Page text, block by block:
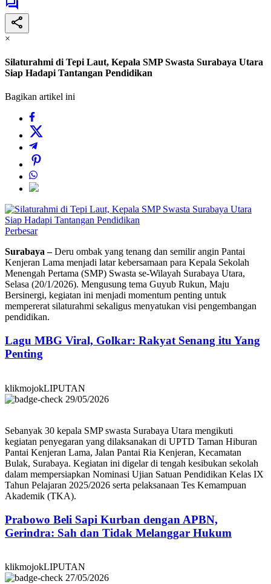
×
Silaturahmi di Tepi Laut, Kepala SMP Swasta Surabaya Utara
Siap Hadapi Tantangan Pendidikan
Bagikan artikel ini
Perbesar
Surabaya –Deru ombak yang tenang dan semilir angin Pantai
Kenjeran Lama menjadi latar kebersamaan para Kepala Sekolah
Menengah Pertama (SMP) Swasta se-Wilayah Surabaya Utara,
Selasa (20/1/2026). Mengusung tema Guyub Rukun, Maju
Bersinergi, kegiatan ini menjadi momentum penting untuk
mempererat silaturahmi sekaligus menyatukan visi pengembangan
pendidikan.
Lagu MBG Viral, Golkar: Rakyat Senang itu Yang
Penting
klikmojokLIPUTAN
29/05/2026
Sebanyak 30 kepala SMP swasta Surabaya Utara mengikuti
kegiatan penyegaran yang dilaksanakan di UPTD Taman Hiburan
Pantai Kenjeran Lama, Jalan Pantai Ria Kenjeran, Kecamatan
Bulak, Surabaya. Kegiatan ini digelar di tengah kesibukan sekolah
dalam mempersiapkan Nominasi Ujian Satuan Pendidikan Kelas IX
Tahun Pelajaran 2025/2026 serta pelaksanaan Tes Kemampuan
Akademik (TKA).
Prabowo Beli Sapi Kurban dengan APBN,
Gerindra: Sah dan Tidak Melanggar Hukum
klikmojokLIPUTAN
27/05/2026